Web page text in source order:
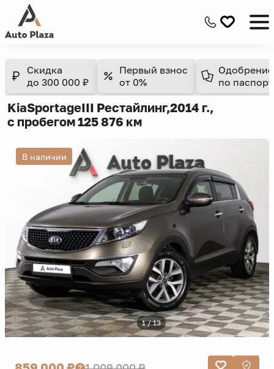
Скидка
до 300 000 ₽
Первый взнос
от 0%
Одобрение
по
KiaSportageIII Рестайлинг,2014 г.,
с пробегом 125 876 км
В наличии
1 / 13